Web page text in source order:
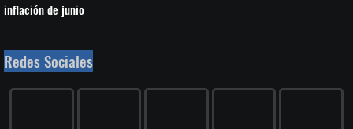
inflación de junio
Redes Sociales